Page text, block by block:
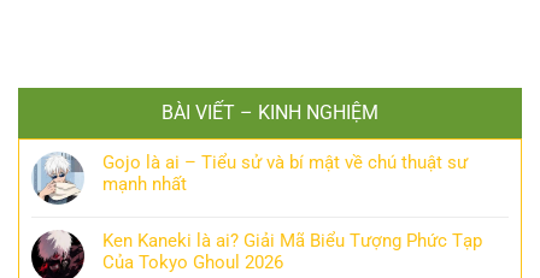
BÀI VIẾT – KINH NGHIỆM
Gojo là ai – Tiểu sử và bí mật về chú thuật sư
mạnh nhất
Ken Kaneki là ai? Giải Mã Biểu Tượng Phức Tạp
Của Tokyo Ghoul 2026